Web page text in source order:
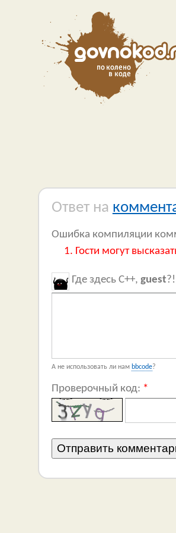
Ответ на
Ошибка компиляции
Гости могут
Где здесь C++, guest?!
А не использовать ли нам bbcode?
Проверочный код: *